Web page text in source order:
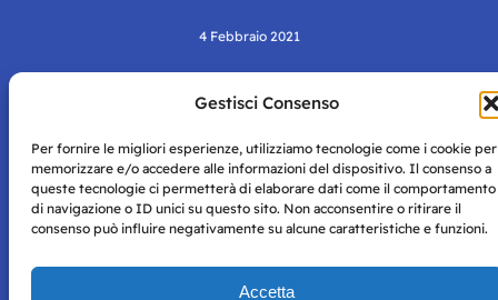
Gestisci Consenso
Per fornire le migliori esperienze, utilizziamo tecnologie come i cookie per
memorizzare e/o accedere alle informazioni del dispositivo. Il consenso a
queste tecnologie ci permetterà di elaborare dati come il comportamento
di navigazione o ID unici su questo sito. Non acconsentire o ritirare il
consenso può influire negativamente su alcune caratteristiche e funzioni.
Accetta
4 Febbraio 2021
Napoli con autorizzazione numero 38 del 25/9/2019.
Tutte le immagini e i contenuti su questo sito sono forniti